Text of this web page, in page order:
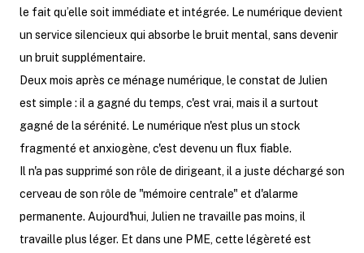
le fait qu’elle soit immédiate et intégrée. Le numérique devient
un service silencieux qui absorbe le bruit mental, sans devenir
un bruit supplémentaire.
Deux mois après ce ménage numérique, le constat de Julien
est simple : il a gagné du temps, c'est vrai, mais il a surtout
gagné de la sérénité. Le numérique n'est plus un stock
fragmenté et anxiogène, c'est devenu un flux fiable.
Il n'a pas supprimé son rôle de dirigeant, il a juste déchargé son
cerveau de son rôle de "mémoire centrale" et d'alarme
permanente. Aujourd'hui, Julien ne travaille pas moins, il
travaille plus léger. Et dans une PME, cette légèreté est